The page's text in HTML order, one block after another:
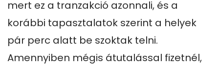
mert ez a tranzakció azonnali, és a
korábbi tapasztalatok szerint a helyek
pár perc alatt be szoktak telni.
Amennyiben mégis átutalással fizetnél,